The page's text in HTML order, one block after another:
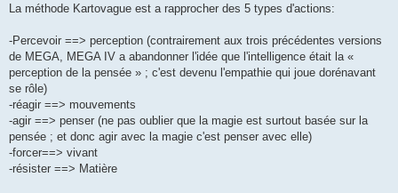
La méthode Kartovague est a rapprocher des 5 types d'actions:
-Percevoir ==> perception (contrairement aux trois précédentes versions
de MEGA, MEGA IV a abandonner l'idée que l'intelligence était la «
perception de la pensée » ; c'est devenu l'empathie qui joue dorénavant
se rôle)
-réagir ==> mouvements
-agir ==> penser (ne pas oublier que la magie est surtout basée sur la
pensée ; et donc agir avec la magie c'est penser avec elle)
-forcer==> vivant
-résister ==> Matière